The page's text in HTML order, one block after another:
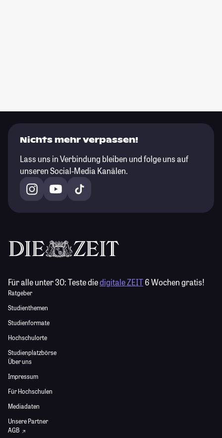
Nichts mehr verpassen!
Lass uns in Verbindung bleiben und folge uns auf
unseren Social-Media Kanälen.
Für alle unter 30:Teste diedigitale ZEIT6 Wochen gratis!
Ratgeber
Studienthemen
Studienformate
Hochschulorte
Studienplatzbörse
Über uns
Impressum
Für Hochschulen
Mediadaten
Unsere Partner
AGB